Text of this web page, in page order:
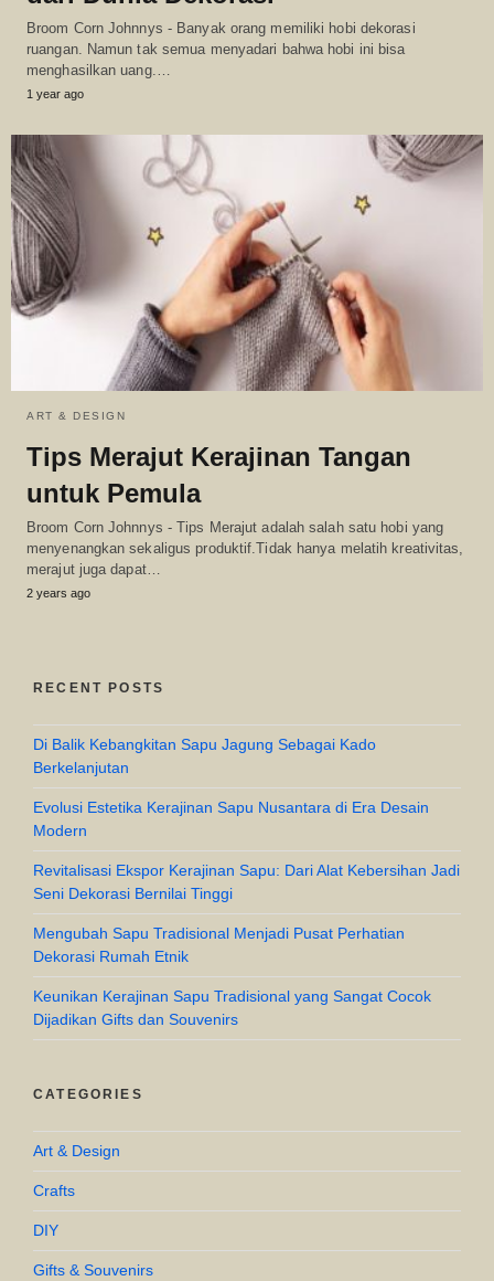
Broom Corn Johnnys - Banyak orang memiliki hobi dekorasi
ruangan. Namun tak semua menyadari bahwa hobi ini bisa
menghasilkan uang.…
1 year ago
ART & DESIGN
Tips Merajut Kerajinan Tangan
untuk Pemula
Broom Corn Johnnys - Tips Merajut adalah salah satu hobi yang
menyenangkan sekaligus produktif.Tidak hanya melatih kreativitas,
merajut juga dapat…
2 years ago
RECENT POSTS
Di Balik Kebangkitan Sapu Jagung Sebagai Kado
Berkelanjutan
Evolusi Estetika Kerajinan Sapu Nusantara di Era Desain
Modern
Revitalisasi Ekspor Kerajinan Sapu: Dari Alat Kebersihan Jadi
Seni Dekorasi Bernilai Tinggi
Mengubah Sapu Tradisional Menjadi Pusat Perhatian
Dekorasi Rumah Etnik
Keunikan Kerajinan Sapu Tradisional yang Sangat Cocok
Dijadikan Gifts dan Souvenirs
CATEGORIES
Art & Design
Crafts
DIY
Gifts & Souvenirs